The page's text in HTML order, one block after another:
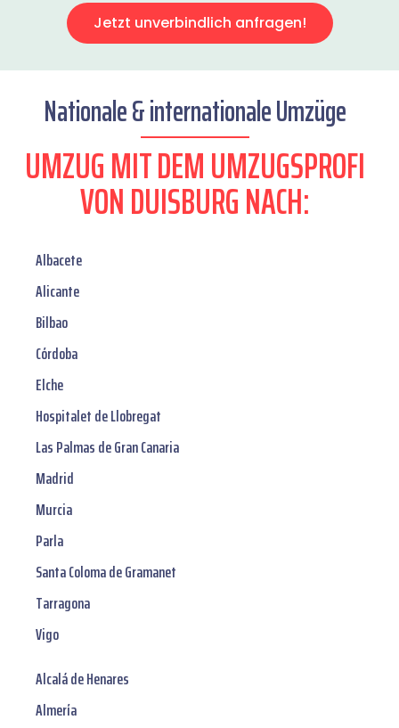
Jetzt unverbindlich anfragen!
Nationale & internationale Umzüge
UMZUG MIT DEM UMZUGSPROFI
VON DUISBURG NACH:
Albacete
Alicante
Bilbao
Córdoba
Elche
Hospitalet de Llobregat
Las Palmas de Gran Canaria
Madrid
Murcia
Parla
Santa Coloma de Gramanet
Tarragona
Vigo
Alcalá de Henares
Almería